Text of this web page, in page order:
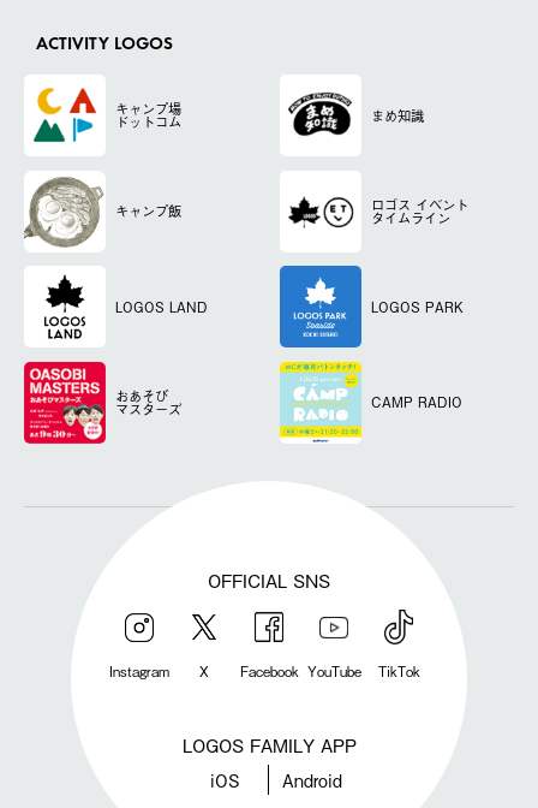
ACTIVITY LOGOS
キャンプ場
ドットコム まめ知識
キャンプ飯 ロゴス イベント
タイムライン
LOGOS LAND LOGOS PARK
おあそび
マスターズ CAMP RADIO
OFFICIAL SNS
Instagram X Facebook YouTube TikTok
LOGOS FAMILY APP
iOS Android